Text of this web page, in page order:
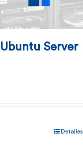
Ubuntu Server
Detalles